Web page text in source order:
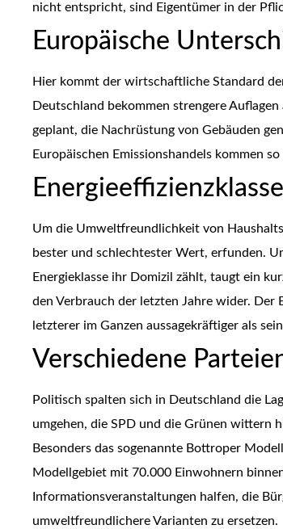
nicht entspricht, sind Eigentümer in der
Europäische
Hier kommt der wirtschaftliche Standard
Deutschland bekommen strengere
geplant, die Nachrüstung von Gebäuden
Europäischen Emissionshandels kommen
Um die Umweltfreundlichkeit von
bester und schlechtester Wert, erfunden.
Energieklasse ihr Domizil zählt, taugt ein
den Verbrauch der letzten Jahre wider.
letzterer im Ganzen aussagekräftiger als
Verschiedene
Politisch spalten sich in Deutschland die
umgehen, die SPD und die Grünen wittern
Besonders das sogenannte Bottroper
Modellgebiet mit 70.000 Einwohnern
Informationsveranstaltungen halfen, die
umweltfreundlichere Varianten zu ersetzen.